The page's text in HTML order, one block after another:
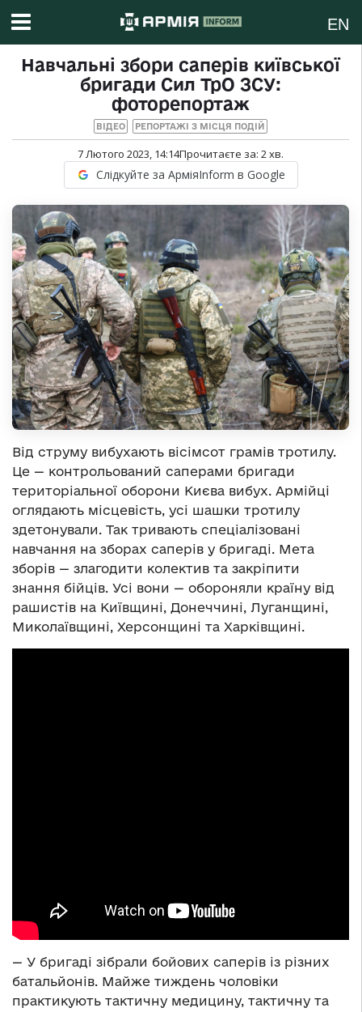
EN
Навчальні збори саперів київської
бригади Сил ТрО ЗСУ:
фоторепортаж
ВІДЕО РЕПОРТАЖІ З МІСЦЯ ПОДІЙ
7 Лютого 2023, 14:14Прочитаєте за: 2хв.
Слідкуйте за АрміяInform в Google
Від струму вибухають вісімсот грамів тротилу.
Це — контрольований саперами бригади
територіальної оборони Києва вибух. Армійці
оглядають місцевість, усі шашки тротилу
здетонували. Так тривають спеціалізовані
навчання на зборах саперів у бригаді. Мета
зборів — злагодити колектив та закріпити
знання бійців. Усі вони — обороняли країну від
рашистів на Київщині, Донеччині, Луганщині,
Миколаївщині, Херсонщині та Харківщині.
— У бригаді зібрали бойових саперів із різних
батальйонів. Майже тиждень чоловіки
практикують тактичну медицину, тактичну та